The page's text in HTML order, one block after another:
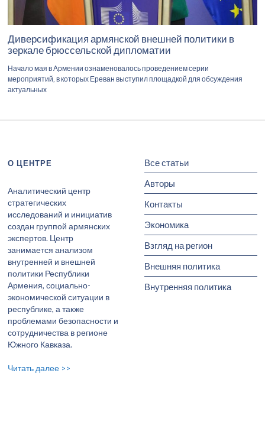
Диверсификация армянской внешней политики в
зеркале брюссельской дипломатии
Начало мая в Армении ознаменовалось проведением серии
мероприятий, в которых Ереван выступил площадкой для обсуждения
актуальных
О ЦЕНТРЕ
Аналитический центр
стратегических
исследований и инициатив
создан группой армянских
экспертов. Центр
занимается анализом
внутренней и внешней
политики Республики
Армения, социально-
экономической ситуации в
республике, а также
проблемами безопасности и
сотрудничества в регионе
Южного Кавказа.
Читать далее >>
Все статьи
Авторы
Контакты
Экономика
Взгляд на регион
Внешняя политика
Внутренняя политика